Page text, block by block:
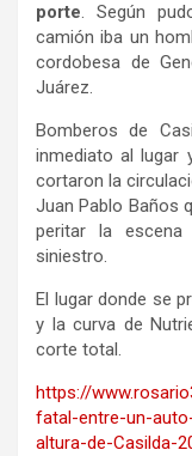
porte. Según
camión iba un
cordobesa de
Juárez.
Bomberos de
inmediato al lugar
cortaron la
Juan Pablo Baños
peritar la
siniestro.
El lugar donde se
y la curva de
corte total.
https://
fatal-entre-un-
altura-de-Casilda-